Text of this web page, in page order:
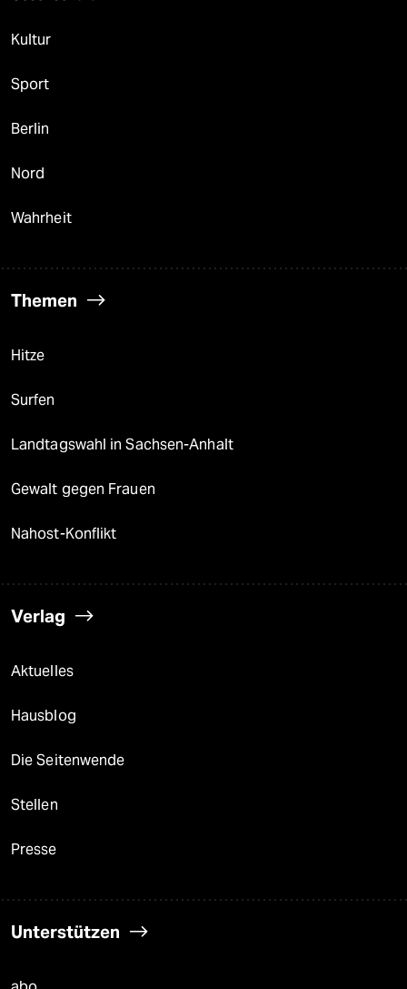
Kultur
Sport
Berlin
Nord
Wahrheit
Themen
Hitze
Surfen
Landtagswahl in Sachsen-Anhalt
Gewalt gegen Frauen
Nahost-Konflikt
Verlag
Aktuelles
Hausblog
Die Seitenwende
Stellen
Presse
Unterstützen